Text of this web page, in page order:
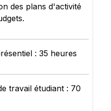
des plans d'activité
: 35 heures
travail étudiant : 70